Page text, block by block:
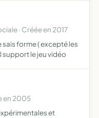
· Créée en 2017
forme ( excepté les
support le jeu vidéo
en 2005
et